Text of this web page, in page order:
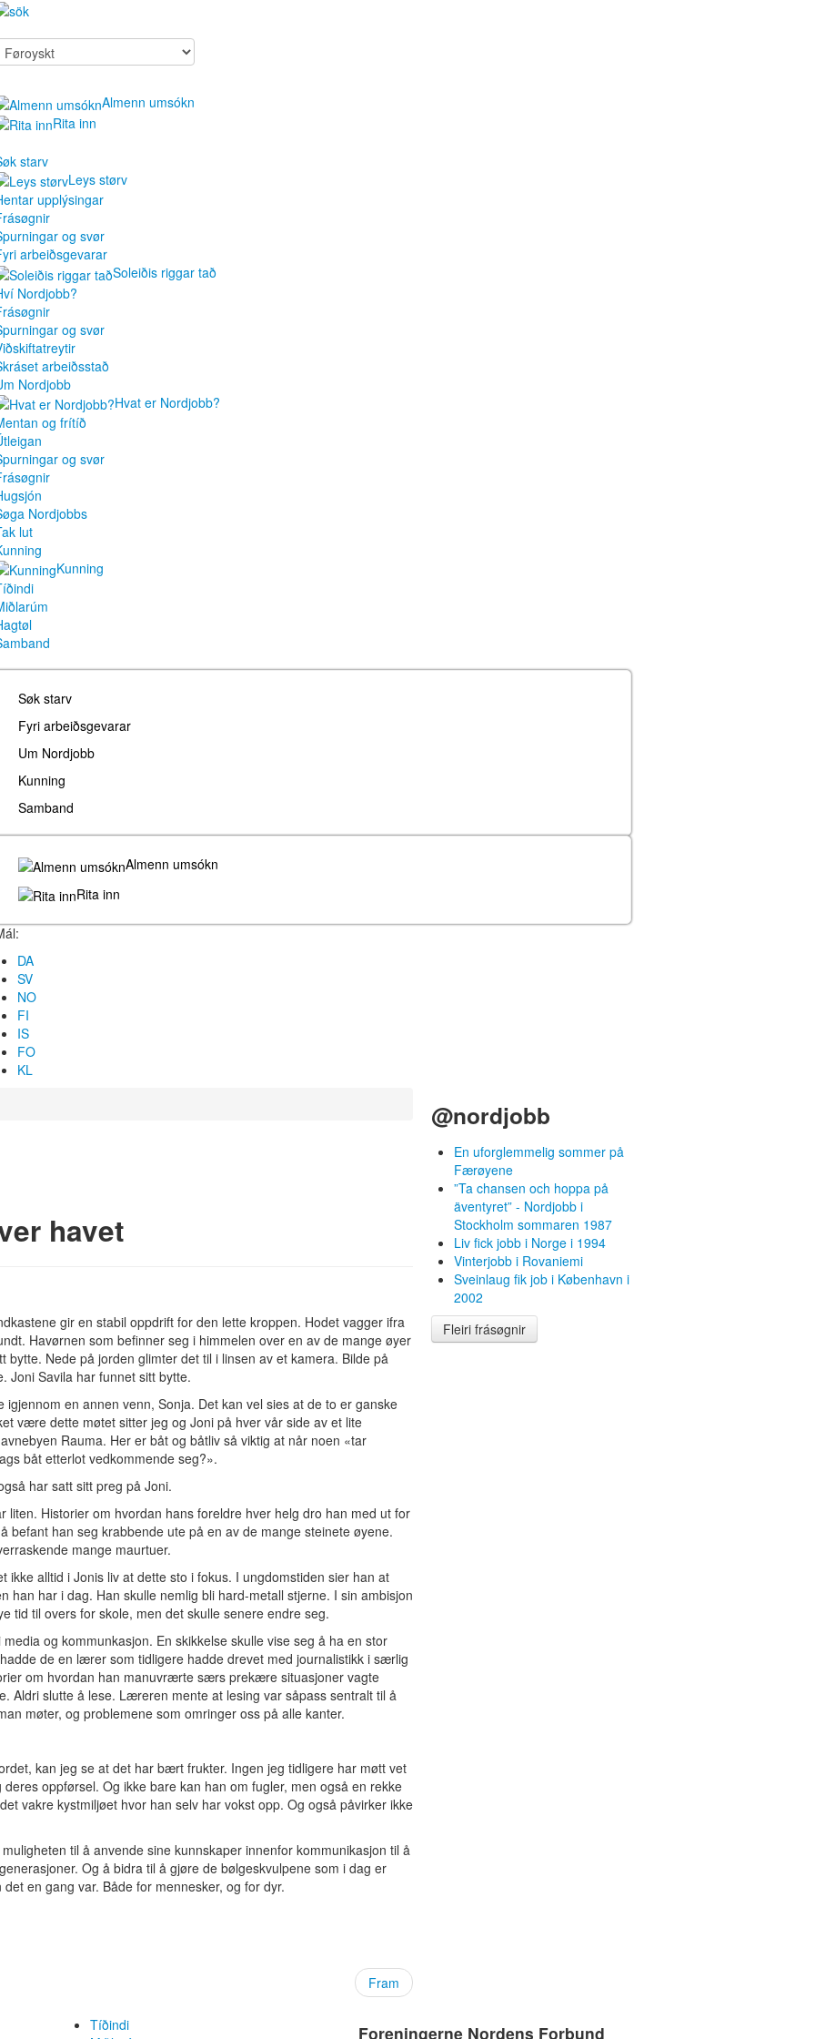
Almenn umsókn
Rita inn
starv
Leys størv
upplýsingar
og svør
arbeiðsgevarar
Soleiðis riggar tað
Nordjobb?
og svør
arbeiðsstað
Nordjobb
Hvat er Nordjobb?
og frítíð
og svør
Nordjobbs
lut
Kunning
Søk starv
Fyri arbeiðsgevarar
Um Nordjobb
Kunning
Samband
Almenn umsókn
Rita inn
DA
SV
NO
FI
IS
FO
KL
havet
gir en stabil oppdrift for den lette kroppen. Hodet vagger ifra
Havørnen som befinner seg i himmelen over en av de mange øyer
Nede på jorden glimter det til i linsen av et kamera. Bilde på
Joni Savila har funnet sitt bytte.
en annen venn, Sonja. Det kan vel sies at de to er ganske
være dette møtet sitter jeg og Joni på hver vår side av et lite
Rauma. Her er båt og båtliv så viktig at når noen «tar
båt etterlot vedkommende seg?».
har satt sitt preg på Joni.
liten. Historier om hvordan hans foreldre hver helg dro han med ut for
han seg krabbende ute på en av de mange steinete øyene.
mange maurtuer.
alltid i Jonis liv at dette sto i fokus. I ungdomstiden sier han at
han har i dag. Han skulle nemlig bli hard-metall stjerne. I sin ambisjon
tid til overs for skole, men det skulle senere endre seg.
og kommunkasjon. En skikkelse skulle vise seg å ha en stor
de en lærer som tidligere hadde drevet med journalistikk i særlig
om hvordan han manuvrærte særs prekære situasjoner vagte
Aldri slutte å lese. Læreren mente at lesing var såpass sentralt til å
møter, og problemene som omringer oss på alle kanter.
kan jeg se at det har bært frukter. Ingen jeg tidligere har møtt vet
oppførsel. Og ikke bare kan han om fugler, men også en rekke
vakre kystmiljøet hvor han selv har vokst opp. Og også påvirker ikke
til å anvende sine kunnskaper innenfor kommunikasjon til å
Og å bidra til å gjøre de bølgeskvulpene som i dag er
en gang var. Både for mennesker, og for dyr.
Fram
@nordjobb
En uforglemmelig sommer på
Færøyene
”Ta chansen och hoppa på
äventyret” - Nordjobb i
Stockholm sommaren 1987
Liv fick jobb i Norge i 1994
Vinterjobb i Rovaniemi
Sveinlaug fik job i København i
2002
Fleiri frásøgnir
Tíðindi
Foreningerne Nordens Forbund